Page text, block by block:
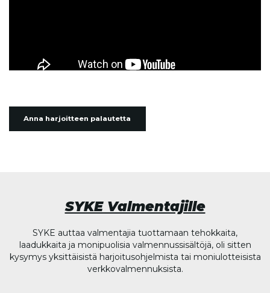
Anna harjoitteen palautetta
SYKE Valmentajille
SYKE auttaa valmentajia tuottamaan tehokkaita,
laadukkaita ja monipuolisia valmennussisältöjä, oli sitten
kysymys yksittäisistä harjoitusohjelmista tai moniulotteisista
verkkovalmennuksista.